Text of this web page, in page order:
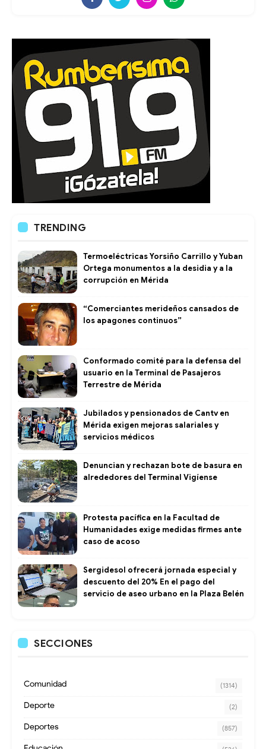
TRENDING
Termoeléctricas Yorsiño Carrillo y Yuban
Ortega monumentos a la desidia y a la
corrupción en Mérida
“Comerciantes merideños cansados de
los apagones continuos”
Conformado comité para la defensa del
usuario en la Terminal de Pasajeros
Terrestre de Mérida
Jubilados y pensionados de Cantv en
Mérida exigen mejoras salariales y
servicios médicos
Denuncian y rechazan bote de basura en
alrededores del Terminal Vigíense
Protesta pacífica en la Facultad de
Humanidades exige medidas firmes ante
caso de acoso
Sergidesol ofrecerá jornada especial y
descuento del 20% En el pago del
servicio de aseo urbano en la Plaza Belén
SECCIONES
Comunidad (1314)
Deporte (2)
Deportes (857)